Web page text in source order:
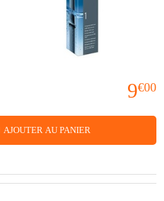
9€00
AJOUTER AU PANIER